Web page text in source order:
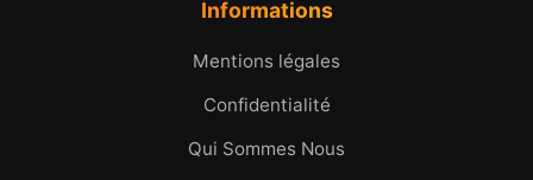
Informations
Mentions légales
Confidentialité
Qui Sommes Nous